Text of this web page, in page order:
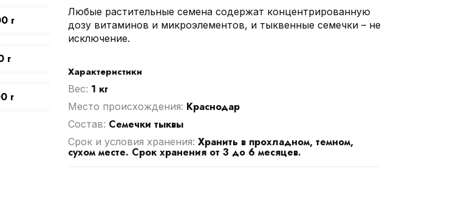
г
г
г
Любые растительные семена содержат концентрированную
дозу витаминов и микроэлементов, и тыквенные семечки – не
исключение.
Характеристики
Вес: 1 кг
Место происхождения: Краснодар
Cостав: Семечки тыквы
Срок и условия хранения: Хранить в прохладном, темном,
сухом месте. Срок хранения от 3 до 6 месяцев.